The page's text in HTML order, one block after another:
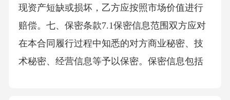
现资产短缺或损坏，乙方应按照市场价值进行
赔偿。七、保密条款7.1保密信息范围双方应对
在本合同履行过程中知悉的对方商业秘密、技
术秘密、经营信息等予以保密。保密信息包括